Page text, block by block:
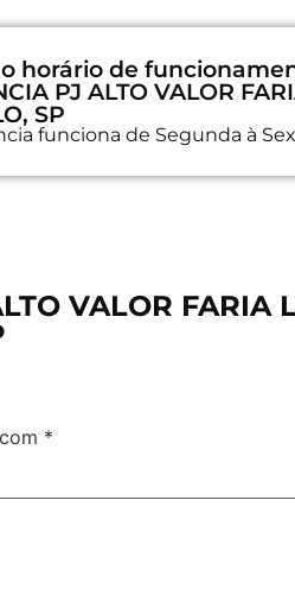
horário de
PJ ALTO VALOR
SP
funciona de Segunda à
VALOR FARIA
*